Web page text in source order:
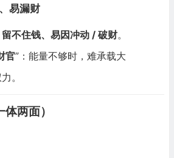
易漏财
留不住钱、易因冲动 / 破财。
官”：能量不够时，难承载大
。
两面）